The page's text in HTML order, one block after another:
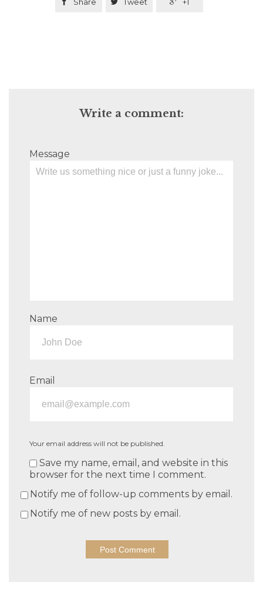
Write a comment:
Message
Name
Email
Your email address will not be published.
Save my name, email, and website in this
browser for the next time I comment.
Notify me of follow-up comments by email.
Notify me of new posts by email.